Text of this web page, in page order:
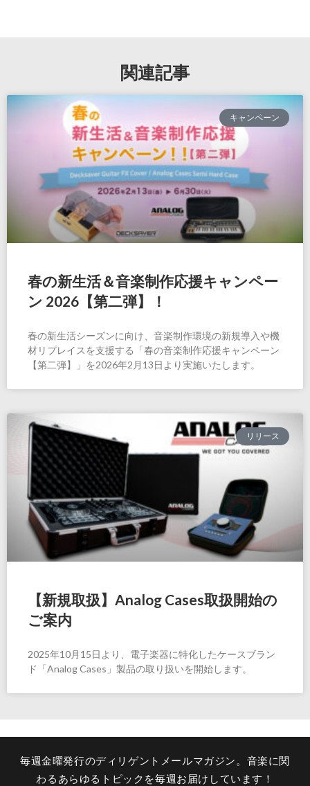
関連記事
キャンペーン
春の新生活＆音楽制作応援キャンペー
ン 2026【第二弾】！
春の新生活シーズンに向け、音楽制作環境の新規導入や機
材リプレイスを支援する「春の音楽制作応援キャンペーン
【第二弾】」を2026年2月13日より実施いたします。
リリース
【新規取扱】Analog Cases取扱開始の
ご案内
2025年10月15日より、電子楽器に特化したケースブラン
ド「Analog Cases」製品の取り扱いを開始します。
毎週金曜発行のディリゲントメールマガジン。音楽に関
わるあらゆるトピックを毎週お届けしています！